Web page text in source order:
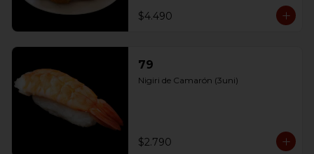
$4.490
79
Nigiri de Camarón (3uni)
$2.790